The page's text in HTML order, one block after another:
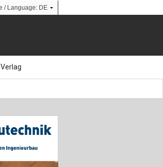
Verlag
Ansprechpartner:innen
So finden Sie uns
bauingenieur24 – Berufsportal